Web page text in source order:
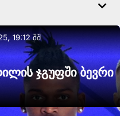
19:12 შშ
ჯგუფში ბევრი